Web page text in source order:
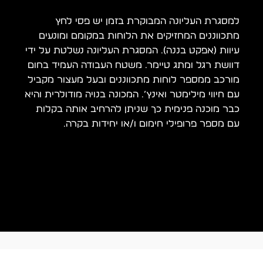
למסגרת העליונה המבוקרת בזמן יש פסי לחץ
מתכווננים המחזיקים את הלוחות במקומם ומונעים
עיוות (אפקט בננה). המסגרת העליונה נשלטת על ידי
דוושת רגל ומתג טיימר. משטח העבודה העמיד בחום
מורכב ממספר לוחות מתכווננים ובעל מעצור מקביל
עם חיווי מילימטר ואינץ’. המכונה בנויה מודולרית והיא
כבר מוכנה פנימית כך שניתן להרחיב אותה בקלות
עם מספר פרופילי חימום ו/או יחידות בקרה.